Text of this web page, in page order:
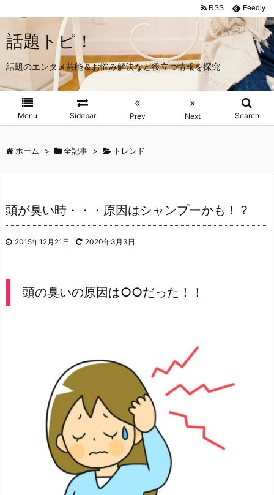
話題トピ！
話題のエンタメ芸能＆お悩み解決など役立つ情報を探究
Menu Sidebar
«
Prev
»
Next Search
RSS Feedly
ホーム > 全記事 > トレンド
頭が臭い時・・・原因はシャンプーかも！？
2015年12月21日 2020年3月3日
頭の臭いの原因は○○だった！！